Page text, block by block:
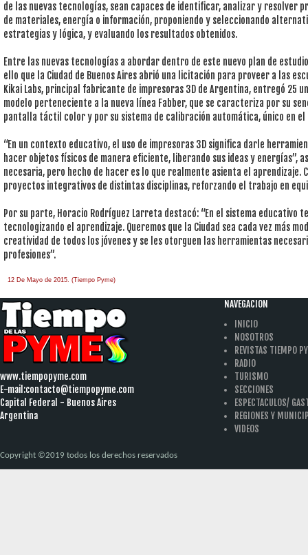
de las nuevas tecnologías, sean capaces de identificar, analizar y resolver
de materiales, energía o información, proponiendo y seleccionando
estrategias y lógica, y evaluando los resultados obtenidos.
Entre las nuevas tecnologías a abordar dentro de este nuevo plan de
ello que la Ciudad de Buenos Aires abrió una licitación para proveer a las
Kikai Labs, principal fabricante de impresoras 3D de Argentina, entregó 25
modelo perteneciente a la nueva línea Fabber, que se caracteriza por su
pantalla táctil color y por su sistema de calibración automática, único en el
“En un contexto educativo, el uso de impresoras 3D significa darle
hacer objetos físicos de manera eficiente, liberando sus ideas y energías”,
necesaria, pero hecho de hacer es lo que realmente asienta el
proyectos integrativos de distintas disciplinas, reforzando el trabajo en
Por su parte, Horacio Rodríguez Larreta destacó: “En el sistema educativo
tecnologizando el aprendizaje. Queremos que la Ciudad sea cada vez más
creatividad de todos los jóvenes y se les otorguen las herramientas
profesiones”.
12 De Mayo de 2015. (Tiempo Pyme)
www.tiempopyme.com
E-mail:contacto@tiempopyme.com
Capital Federal - Buenos Aires
Argentina
NAVEGACION
INICIO
NOSOTROS
REVISTAS TIEMPO
RADIO
TURISMO
SECCIONES
ESPECTACULOS/
REGIONES Y
VIDEOS
Copyright ©2019 todos los derechos reservados